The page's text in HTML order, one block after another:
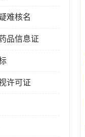
难核名
品信息证
许可证